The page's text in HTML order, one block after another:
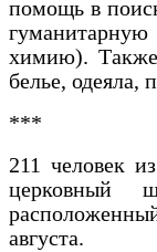
помощь в
химию). Также
белье, одеяла,
***
211 человек
церковный
августа.